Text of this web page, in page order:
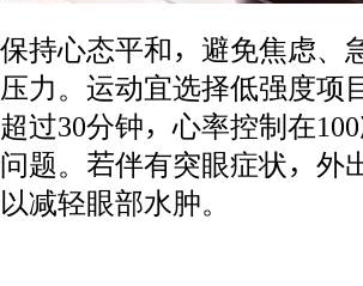
保持心态平和，避免焦虑、
压力。运动宜选择低强度项
超过30分钟，心率控制在
问题。若伴有突眼症状，外
以减轻眼部水肿。